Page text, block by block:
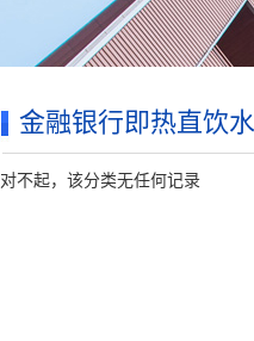
金融银行即热直饮
对不起，该分类无任何记录